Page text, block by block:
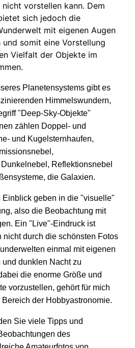
vorstellen kann. Dem
sich jedoch die
mit eigenen Augen
somit eine Vorstellung
Vielfalt der Objekte im
Planetensystems gibt es
Himmelswundern,
"Deep-Sky-Objekte"
zählen Doppel- und
und Kugelsternhaufen,
Reflektionsnebel
die Galaxien.
Einblick geben in die "visuelle"
also die Beobachtung mit
Ein "Live"-Eindruck ist
nicht durch die schönsten Fotos
einmal mit eigenen
dunklen Nacht zu
die enorme Größe und
vorzustellen, gehört für mich
der Hobbyastronomie.
Sie viele Tipps und
des